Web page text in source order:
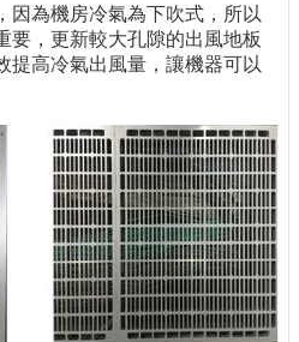
因為機房冷氣為下吹式，所以
要，更新較大孔隙的出風地板
提高冷氣出風量，讓機器可以